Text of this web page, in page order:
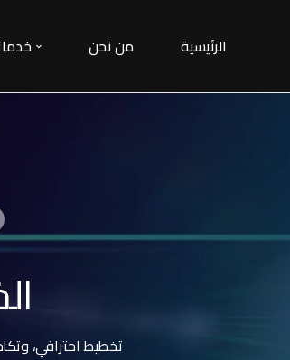
من نحن الرئيسية
تخطيط احترافي،